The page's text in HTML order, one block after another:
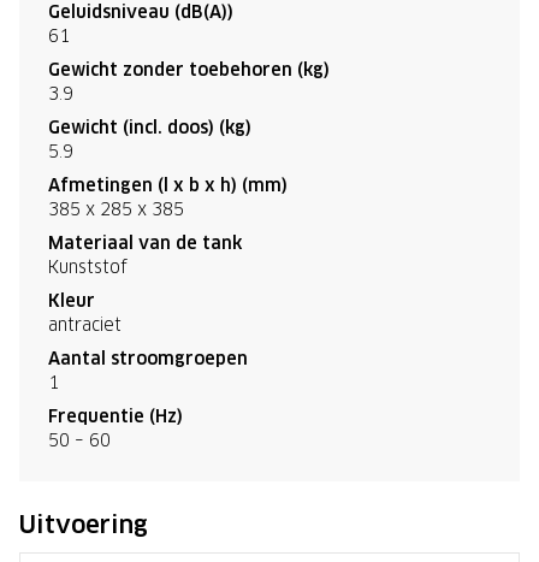
Geluidsniveau (dB(A))
61
Gewicht zonder toebehoren (kg)
3.9
Gewicht (incl. doos) (kg)
5.9
Afmetingen (l x b x h) (mm)
385 x 285 x 385
Materiaal van de tank
Kunststof
Kleur
antraciet
Aantal stroomgroepen
1
Frequentie (Hz)
50 – 60
Uitvoering